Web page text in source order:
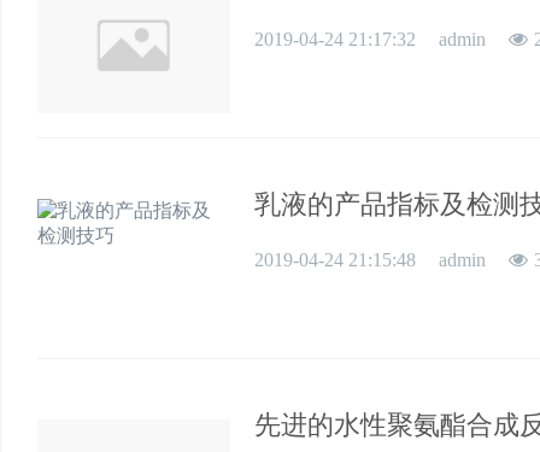
2019-04-24 21:17:32 admin
乳液的产品指标及检测
2019-04-24 21:15:48 admin
先进的水性聚氨酯合成